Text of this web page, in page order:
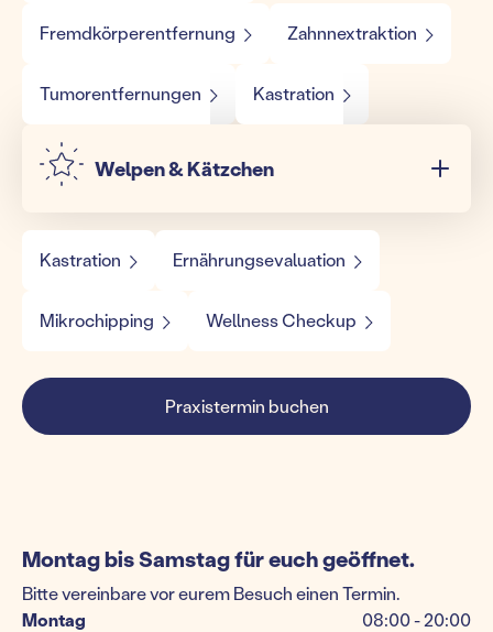
Fremdkörperentfernung Zahnnextraktion
Tumorentfernungen Kastration
Welpen & Kätzchen
Kastration Ernährungsevaluation
Mikrochipping Wellness Checkup
Praxistermin buchen
Montag bis Samstag für euch geöffnet.
Bitte vereinbare vor eurem Besuch einen Termin.
Montag
08:00 - 20:00